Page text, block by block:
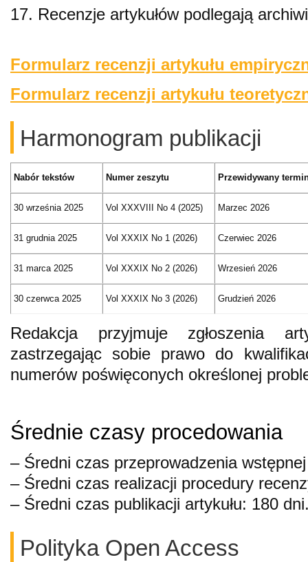
17. Recenzje artykułów podlegają
Formularz recenzji artykułu
Formularz recenzji artykułu
Harmonogram publikacji
Nabór tekstów Numer zeszytu Przewidywany
30 września 2025 Vol XXXVIII No 4 (2025) Marzec 2026
31 grudnia 2025 Vol XXXIX No 1 (2026) Czerwiec 2026
31 marca 2025 Vol XXXIX No 2 (2026) Wrzesień 2026
30 czerwca 2025 Vol XXXIX No 3 (2026) Grudzień 2026
Redakcja przyjmuje zgłoszenia
zastrzegając sobie prawo do
numerów poświęconych określonej
Średnie czasy procedowania
– Średni czas przeprowadzenia
– Średni czas realizacji procedury
– Średni czas publikacji artykułu: 180
Polityka Open Access